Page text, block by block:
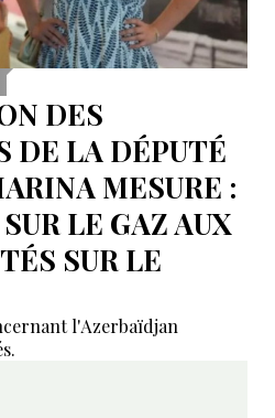
DES
DE LA DÉPUTÉ
MESURE :
LE GAZ AUX
SUR LE
l'Azerbaïdjan